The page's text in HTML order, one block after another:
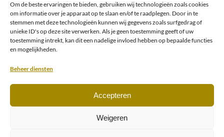
Om de beste ervaringen te bieden, gebruiken wij technologieën zoals cookies
om informatie over je apparaat op te slaan en/of te raadplegen. Door in te
stemmen met deze technologieën kunnen wij gegevens zoals surfgedrag of
unieke ID's op deze site verwerken. Als je geen toestemming geeft of uw
toestemming intrekt, kan dit een nadelige invloed hebben op bepaalde functies
en mogelijkheden.
Beheer diensten
Accepteren
Weigeren
Volg ons
© 2026 Website is ontwikkeld door Designotive